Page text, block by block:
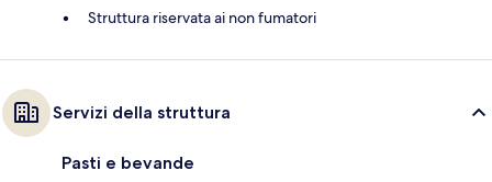
Struttura riservata ai non fumatori
Servizi della struttura
Pasti e bevande